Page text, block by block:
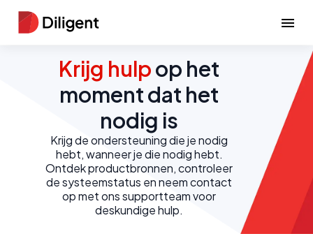
Krijg hulpop het
moment dat het
nodig is
Krijg de ondersteuning die je nodig
hebt, wanneer je die nodig hebt.
Ontdek productbronnen, controleer
de systeemstatus en neem contact
op met ons supportteam voor
deskundige hulp.